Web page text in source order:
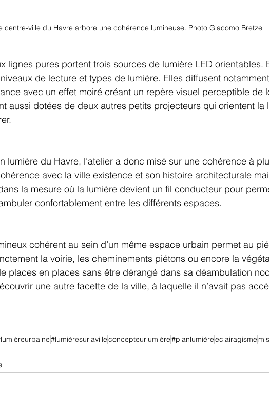
centre-ville du Havre arbore une cohérence lumineuse. Photo Giacomo Bretzel
lignes pures portent trois sources de lumière LED orientables.
de lecture et types de lumière. Elles diffusent
avec un effet moiré créant un repère visuel perceptible de
aussi dotées de deux autres petits projecteurs qui orientent la
lumière du Havre, l’atelier a donc misé sur une cohérence à
avec la ville existence et son histoire architecturale
la mesure où la lumière devient un fil conducteur pour
confortablement entre les différents espaces.
cohérent au sein d’un même espace urbain permet au
la voirie, les cheminements piétons ou encore la
places en places sans être dérangé dans sa déambulation
une autre facette de la ville, à laquelle il n’avait pas
#lumièresurlavilleconcepteurlumière#planlumièreeclairagisme